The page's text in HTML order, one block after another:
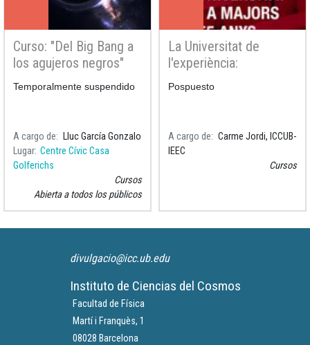
Curso: "Del Big Bang a
los agujeros negros"
Temporalmente suspendido
A cargo de
Lluc García Gonzalo
Lugar Centre Cívic Casa
Golferichs
Cursos
Abierta a todos los públicos
La Universitat de
l'experiència:
Astronomía y
meteorología
Pospuesto
A cargo de
Carme Jordi, ICCUB-
IEEC
Cursos
divulgacio@icc.ub.edu
Instituto de Ciencias del Cosmos
Facultad de Física
Martí i Franquès, 1
08028 Barcelona